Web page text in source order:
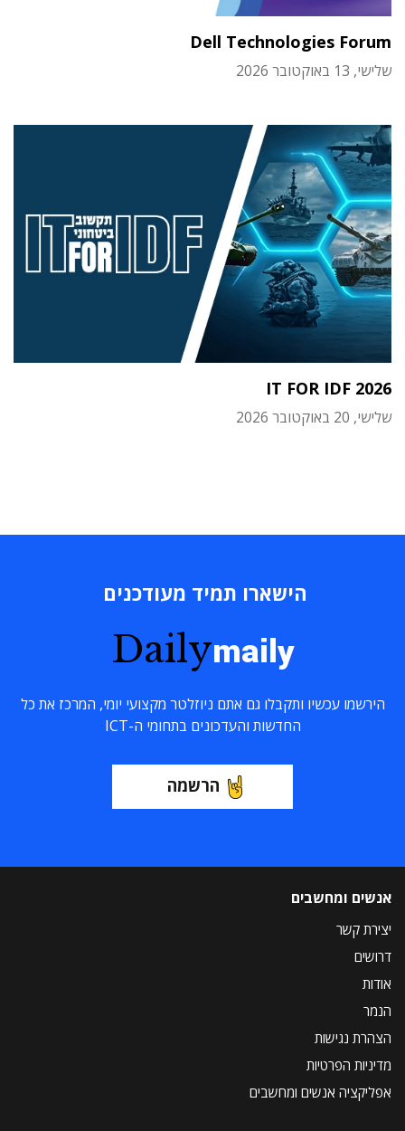
Dell Technologies Forum
שלישי, 13 באוקטובר 2026
IT FOR IDF 2026
שלישי, 20 באוקטובר 2026
הישארו תמיד מעודכנים
Dailymaily
הירשמו עכשיו ותקבלו גם אתם ניוזלטר מקצועי יומי, המרכז את כל
החדשות והעדכונים בתחומי ה-ICT
הרשמה
אנשים ומחשבים
יצירת קשר
דרושים
אודות
הנמר
הצהרת נגישות
מדיניות הפרטיות
אפליקציה אנשים ומחשבים